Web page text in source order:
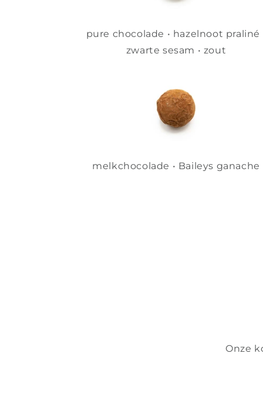
pure chocolade • hazelnoot praliné
zwarte sesam • zout
melkchocolade • Baileys ganache
Onze